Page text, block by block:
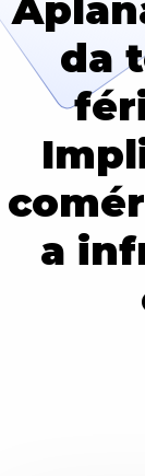
da
a